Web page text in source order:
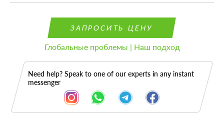
ЗАПРОСИТЬ ЦЕНУ
Глобальные проблемы | Наш подход
Need help? Speak to one of our experts in any instant
messenger